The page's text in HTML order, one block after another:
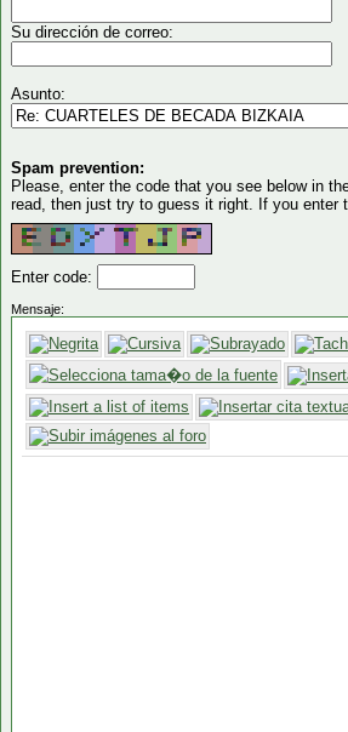
Su dirección de correo:
Asunto:
Spam prevention:
Please, enter the code that you see below in
read, then just try to guess it right. If you enter
Enter code:
Mensaje: